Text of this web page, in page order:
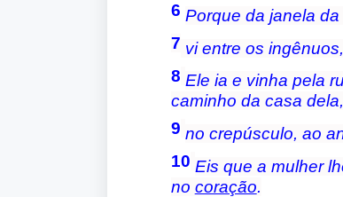
6 Porque da janela
7 vi entre os
8 Ele ia e vinha pela
caminho da casa dela,
9 no crepúsculo, ao
10 Eis que a mulher
no coração.